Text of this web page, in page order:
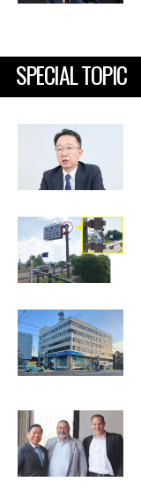
SPECIAL TOPIC